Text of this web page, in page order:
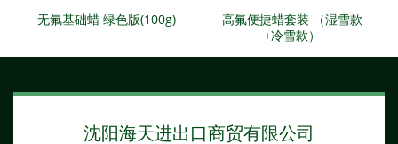
无氟基础蜡 绿色版(100g)
高氟便捷蜡套装 （湿雪款
+冷雪款）
沈阳海天进出口商贸有限公司